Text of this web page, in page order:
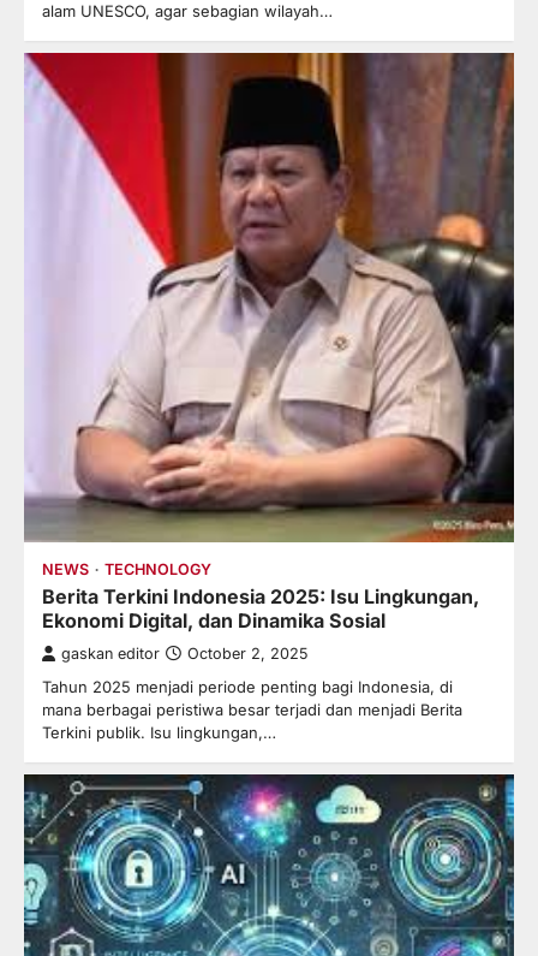
alam UNESCO, agar sebagian wilayah…
NEWS TECHNOLOGY
Berita Terkini Indonesia 2025: Isu Lingkungan,
Ekonomi Digital, dan Dinamika Sosial
gaskan editor October 2, 2025
Tahun 2025 menjadi periode penting bagi Indonesia, di
mana berbagai peristiwa besar terjadi dan menjadi Berita
Terkini publik. Isu lingkungan,…